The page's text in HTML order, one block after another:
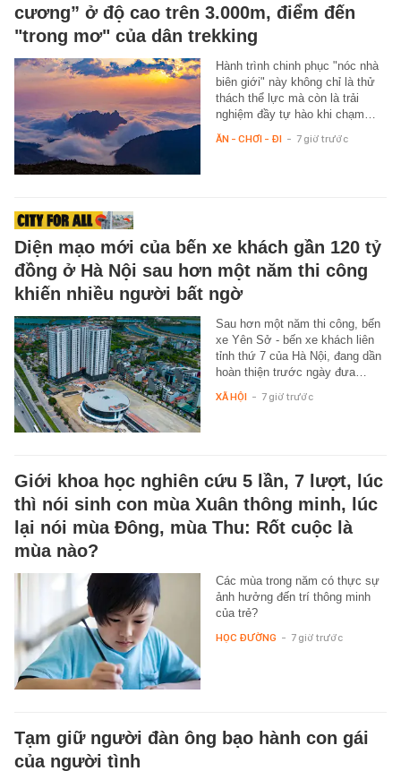
cương” ở độ cao trên 3.000m, điểm đến
"trong mơ" của dân trekking
Hành trình chinh phục "nóc nhà
biên giới" này không chỉ là thử
thách thể lực mà còn là trải
nghiệm đầy tự hào khi chạm…
ĂN - CHƠI - ĐI - 7 giờ trước
Diện mạo mới của bến xe khách gần 120 tỷ
đồng ở Hà Nội sau hơn một năm thi công
khiến nhiều người bất ngờ
Sau hơn một năm thi công, bến
xe Yên Sở - bến xe khách liên
tỉnh thứ 7 của Hà Nội, đang dần
hoàn thiện trước ngày đưa…
XÃ HỘI - 7 giờ trước
Giới khoa học nghiên cứu 5 lần, 7 lượt, lúc
thì nói sinh con mùa Xuân thông minh, lúc
lại nói mùa Đông, mùa Thu: Rốt cuộc là
mùa nào?
Các mùa trong năm có thực sự
ảnh hưởng đến trí thông minh
của trẻ?
HỌC ĐƯỜNG - 7 giờ trước
Tạm giữ người đàn ông bạo hành con gái
của người tình